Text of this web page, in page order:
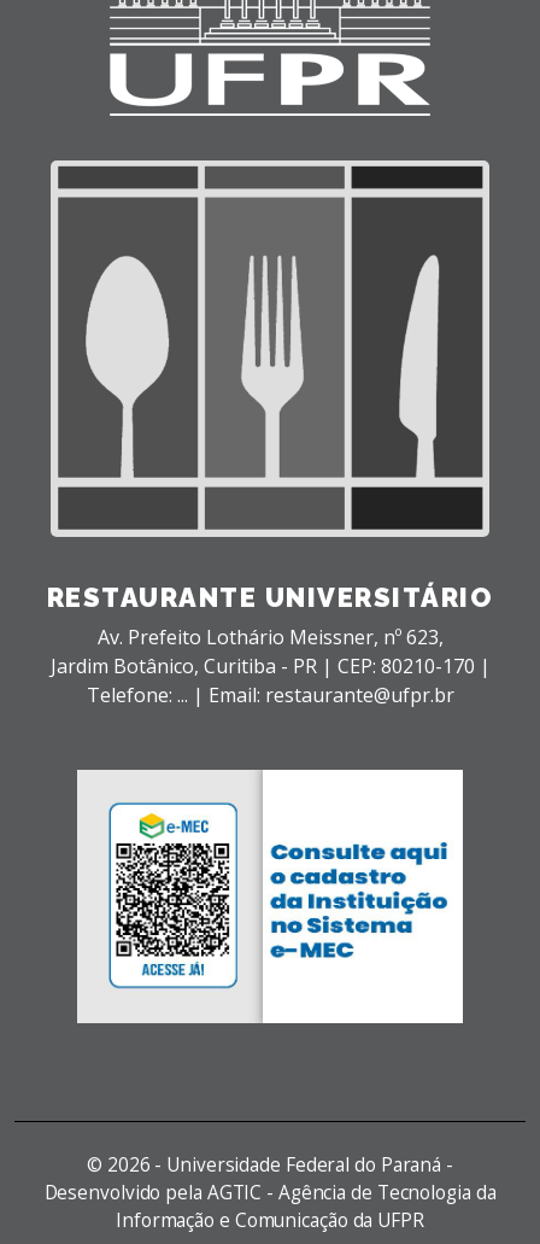
RESTAURANTE UNIVERSITÁRIO
Av. Prefeito Lothário Meissner, nº 623,
Jardim Botânico, Curitiba - PR | CEP: 80210-170 |
Telefone: ... | Email: restaurante@ufpr.br
© 2026 - Universidade Federal do Paraná -
Desenvolvido pela AGTIC - Agência de Tecnologia da
Informação e Comunicação da UFPR